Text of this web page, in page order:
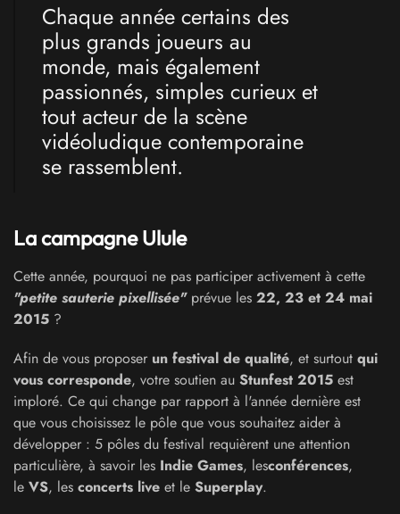
Chaque année certains des
plus grands joueurs au
monde, mais également
passionnés, simples curieux et
tout acteur de la scène
vidéoludique contemporaine
se rassemblent.
La campagne Ulule
Cette année, pourquoi ne pas participer activement à cette
"petite sauterie pixellisée"prévue les 22, 23 et 24 mai
2015 ?
Afin de vous proposer un festival de qualité, et surtout qui
vous corresponde, votre soutien au Stunfest 2015 est
imploré. Ce qui change par rapport à l'année dernière est
que vous choisissez le pôle que vous souhaitez aider à
développer : 5 pôles du festival requièrent une attention
particulière, à savoir les Indie Games, lesconférences,
le VS, les concerts live et le Superplay.